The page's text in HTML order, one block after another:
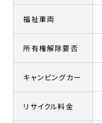
福祉車両
所有権解除要否
キャンピングカー
リサイクル料金